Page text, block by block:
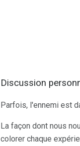
Discussion
Parfois, l'ennemi est
La façon dont nous
colorer chaque